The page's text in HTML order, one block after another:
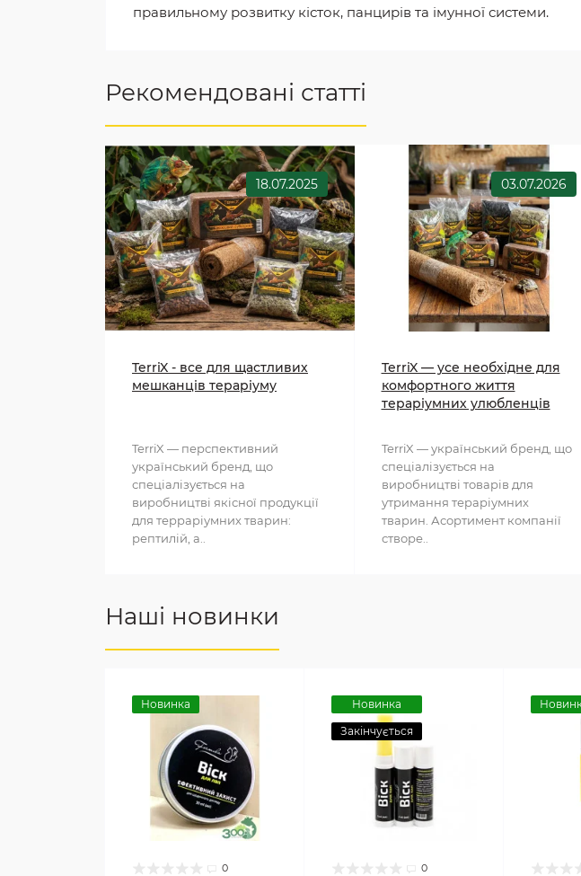
правильному розвитку кісток, панцирів та імунної системи.
Рекомендовані статті
18.07.2025
TerriX - все для щастливих
мешканців тераріуму
TerriX — перспективний
український бренд, що
спеціалізується на
виробництві якісної продукції
для терраріумних тварин:
рептилій, а..
03.07.2026
TerriX — усе необхідне для
комфортного життя
тераріумних улюбленців
TerriX — український бренд, що
спеціалізується на
виробництві товарів для
утримання тераріумних
тварин. Асортимент компанії
створе..
Наші новинки
Новинка
0
Новинка
Закінчується
0